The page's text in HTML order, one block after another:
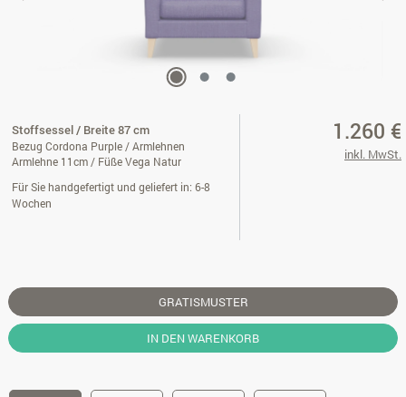
Stoffsessel / Breite 87 cm
Bezug Cordona Purple / Armlehnen
Armlehne 11cm / Füße Vega Natur
Für Sie handgefertigt und geliefert in: 6-8
Wochen
1.260 €
inkl. MwSt.
GRATISMUSTER
IN DEN WARENKORB